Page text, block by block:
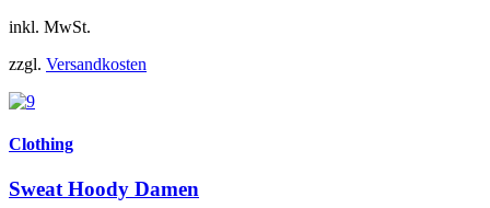
inkl. MwSt.
zzgl. Versandkosten
Clothing
Sweat Hoody Damen